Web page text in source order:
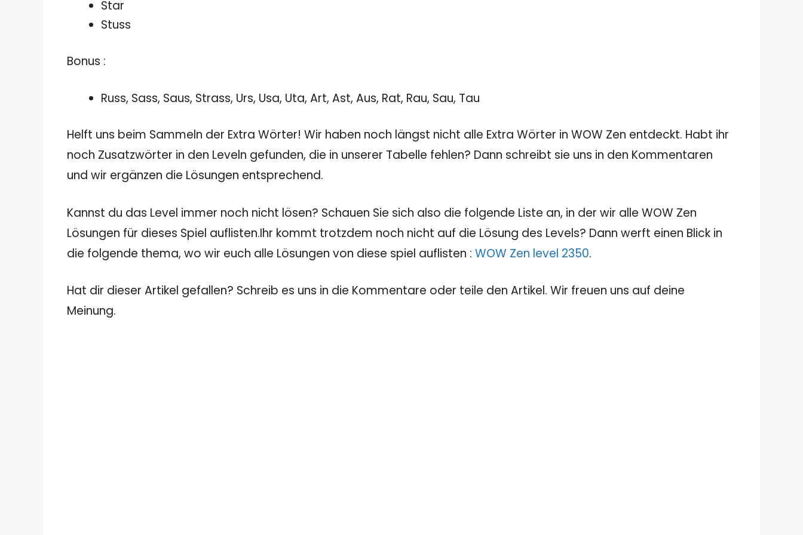
Star
Stuss
Bonus :
Russ, Sass, Saus, Strass, Urs, Usa, Uta, Art, Ast, Aus, Rat, Rau, Sau, Tau
Helft uns beim Sammeln der Extra Wörter! Wir haben noch längst nicht alle Extra Wörter in WOW Zen entdeckt. Habt ihr
noch Zusatzwörter in den Leveln gefunden, die in unserer Tabelle fehlen? Dann schreibt sie uns in den Kommentaren
und wir ergänzen die Lösungen entsprechend.
Kannst du das Level immer noch nicht lösen? Schauen Sie sich also die folgende Liste an, in der wir alle WOW Zen
Lösungen für dieses Spiel auflisten.Ihr kommt trotzdem noch nicht auf die Lösung des Levels? Dann werft einen Blick in
die folgende thema, wo wir euch alle Lösungen von diese spiel auflisten : WOW Zen level 2350.
Hat dir dieser Artikel gefallen? Schreib es uns in die Kommentare oder teile den Artikel. Wir freuen uns auf deine
Meinung.